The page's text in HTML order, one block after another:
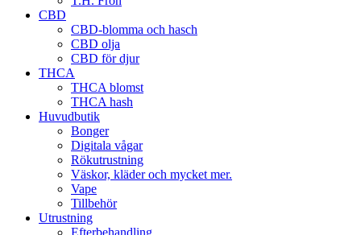
CBD
CBD-blomma och hasch
CBD olja
CBD för djur
THCA
THCA blomst
THCA hash
Huvudbutik
Bonger
Digitala vågar
Rökutrustning
Väskor, kläder och mycket mer.
Vape
Tillbehör
Utrustning
Efterbehandling